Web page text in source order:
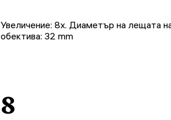
Увеличение: 8x. Диаметър на лещата
обектива: 32 mm
8